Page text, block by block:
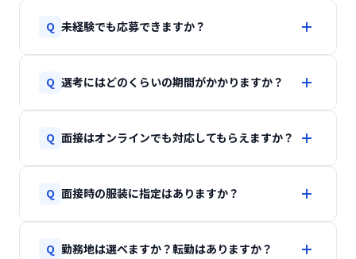
Q 未経験でも応募できますか？
社員のサポートのもと、業務システム開発と宝飾業
Q 選考にはどのくらいの期間がかかりますか？
選考の結果は1週間以内にご連絡いたします。ご都合
Q 面接はオンラインでも対応してもらえますか？
お住まいの方もお気軽にご応募ください。最終面接
Q 面接時の服装に指定はありますか？
せんので、リラックスしてお越しください。服装で
Q 勤務地は選べますか？転勤はありますか？